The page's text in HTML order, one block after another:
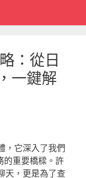
：從日
一鍵解
，它深入了我們
的重要橋樑。許
天，更是為了查